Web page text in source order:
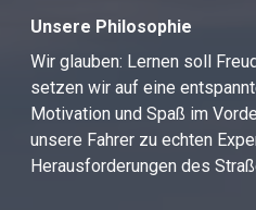
Unsere Philosophie
Wir glauben: Lernen soll
setzen wir auf eine
Motivation und Spaß im
unsere Fahrer zu echten
Herausforderungen des